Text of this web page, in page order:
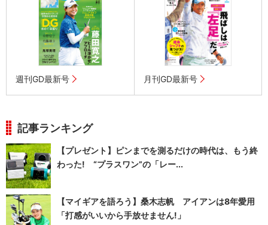
週刊GD最新号 月刊GD最新号
記事ランキング
【プレゼント】ピンまでを測るだけの時代は、もう終
わった! “プラスワン”の「レー...
【マイギアを語ろう】桑木志帆 アイアンは8年愛用
「打感がいいから手放せません!」